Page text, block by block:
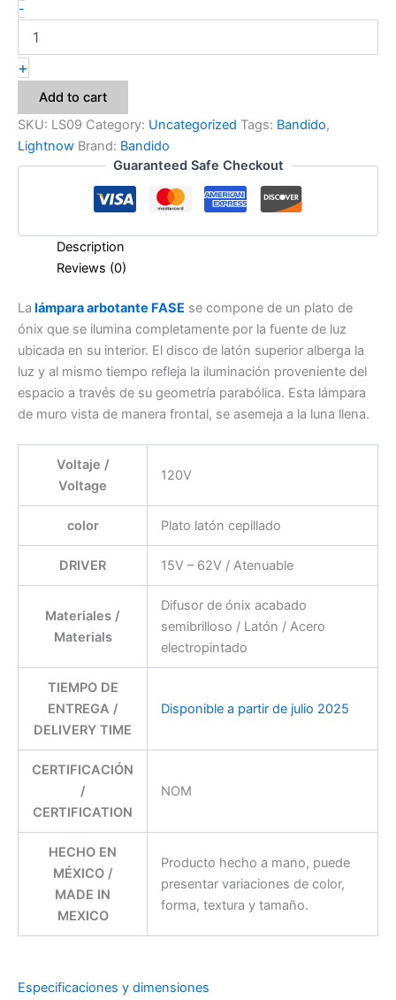
-
+
Add to cart
SKU: LS09 Category: Uncategorized Tags: Bandido,
Lightnow Brand: Bandido
Guaranteed Safe Checkout
Description
Reviews (0)
La lámpara arbotante FASE se compone de un plato de
ónix que se ilumina completamente por la fuente de luz
ubicada en su interior. El disco de latón superior alberga la
luz y al mismo tiempo refleja la iluminación proveniente del
espacio a través de su geometría parabólica. Esta lámpara
de muro vista de manera frontal, se asemeja a la luna llena.
Voltaje /
Voltage
120V
color Plato latón cepillado
DRIVER 15V – 62V / Atenuable
Materiales /
Materials
Difusor de ónix acabado
semibrilloso / Latón / Acero
electropintado
TIEMPO DE
ENTREGA /
DELIVERY TIME
Disponible a partir de julio 2025
CERTIFICACIÓN
/
CERTIFICATION
NOM
HECHO EN
MÉXICO /
MADE IN
MEXICO
Producto hecho a mano, puede
presentar variaciones de color,
forma, textura y tamaño.
Especificaciones y dimensiones